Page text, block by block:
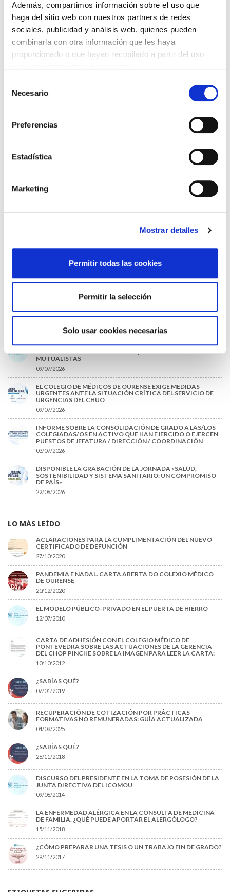
Además, compartimos información sobre el uso que
haga del sitio web con nuestros partners de redes
sociales, publicidad y análisis web, quienes pueden
combinarla con otra información que les haya
proporcionado o que hayan recopilado a partir del uso
Necesario
Preferencias
Estadística
Marketing
Mostrar detalles
Permitir todas las cookies
Permitir la selección
Solo usar cookies necesarias
SANIDAD CREA UN DIPLOMA OFICIAL PARA RECONOCER LA
LA ALIANZA MÉDICA POR LA SALUD PLANETARIA SE ADHIERE
AL PACTO DE ESTADO FRENTE A LA EMERGENCIA CLIMÁTICA
PREMIOS DE LA REAL ACADEMIA DE MEDICINA DE GALICIA
CARTA DEL PRESIDENTE DE MUTUAL MÉDICA SOBRE LA
REFORMA DE LAS MUTUALIDADES ALTERNATIVAS Y LA
DE CASOS CLÍNICOS PARA MÉDICOS INTERNOS RESIDENTES
(MIR)
TRÁFICO SUPRIME LAS EXENCIONES MÉDICAS PARA EL USO
DEL CASCO Y DEL CINTURÓN DE SEGURIDAD
13/07/2026
EL AUMENTO DE PRIMAS A MUFACE NO MEJORA LAS
CONDICIONES DE LOS MÉDICOS QUE ATIENDEN A
MUTUALISTAS
09/07/2026
EL COLEGIO DE MÉDICOS DE OURENSE EXIGE MEDIDAS
URGENTES ANTE LA SITUACIÓN CRÍTICA DEL SERVICIO DE
URGENCIAS DEL CHUO
09/07/2026
INFORME SOBRE LA CONSOLIDACIÓN DE GRADO A LAS/LOS
COLEGIADAS/OS EN ACTIVO QUE HAN EJERCIDO O EJERCEN
PUESTOS DE JEFATURA / DIRECCIÓN / COORDINACIÓN
03/07/2026
DISPONIBLE LA GRABACIÓN DE LA JORNADA «SALUD,
SOSTENIBILIDAD Y SISTEMA SANITARIO: UN COMPROMISO
DE PAÍS»
22/06/2026
LO MÁS LEÍDO
ACLARACIONES PARA LA CUMPLIMENTACIÓN DEL NUEVO
CERTIFICADO DE DEFUNCIÓN
27/10/2020
PANDEMIA E NADAL. CARTA ABERTA DO COLEXIO MÉDICO
DE OURENSE
20/12/2020
EL MODELO PÚBLICO-PRIVADO EN EL PUERTA DE HIERRO
12/07/2010
CARTA DE ADHESIÓN CON EL COLEGIO MÉDICO DE
PONTEVEDRA SOBRE LAS ACTUACIONES DE LA GERENCIA
DEL CHOP PINCHE SOBRE LA IMAGEN PARA LEER LA CARTA:
10/10/2012
¿SABÍAS QUÉ?
07/01/2019
RECUPERACIÓN DE COTIZACIÓN POR PRÁCTICAS
FORMATIVAS NO REMUNERADAS: GUÍA ACTUALIZADA
04/08/2025
¿SABÍAS QUÉ?
26/11/2018
DISCURSO DEL PRESIDENTE EN LA TOMA DE POSESIÓN DE LA
JUNTA DIRECTIVA DEL ICOMOU
09/06/2014
LA ENFERMEDAD ALÉRGICA EN LA CONSULTA DE MEDICINA
DE FAMILIA. ¿QUÉ PUEDE APORTAR EL ALERGÓLOGO?
15/11/2018
¿CÓMO PREPARAR UNA TESIS O UN TRABAJO FIN DE GRADO?
29/11/2017